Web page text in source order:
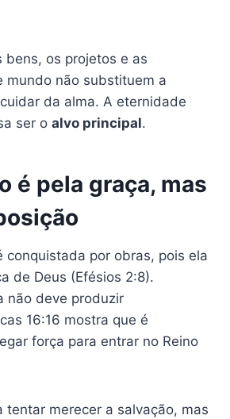
bens, os projetos e as
mundo não substituem a
da alma. A eternidade
ser o alvo principal.
é pela graça, mas
conquistada por obras, pois ela
de Deus (Efésios 2:8).
não deve produzir
16:16 mostra que é
força para entrar no Reino
tentar merecer a salvação, mas